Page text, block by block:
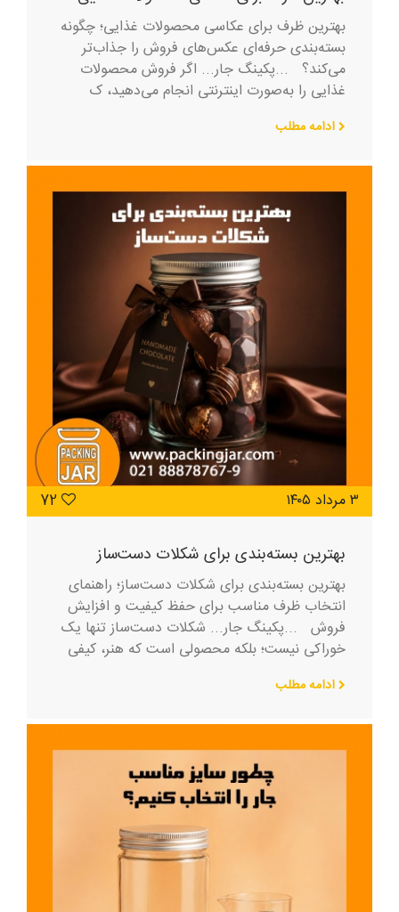
بهترین ظرف برای عکاسی محصولات غذایی؛ چگونه
بسته‌بندی حرفه‌ای عکس‌های فروش را جذاب‌تر
می‌کند؟ ...پکینگ جار... اگر فروش محصولات
غذایی را به‌صورت اینترنتی انجام می‌دهید، ک
ادامه مطلب
۳ مرداد ۱۴۰۵
بهترین بسته‌بندی برای شکلات دست‌ساز
بهترین بسته‌بندی برای شکلات دست‌ساز؛ راهنمای
انتخاب ظرف مناسب برای حفظ کیفیت و افزایش
فروش ...پکینگ جار... شکلات دست‌ساز تنها یک
خوراکی نیست؛ بلکه محصولی است که هنر، کیفی
ادامه مطلب